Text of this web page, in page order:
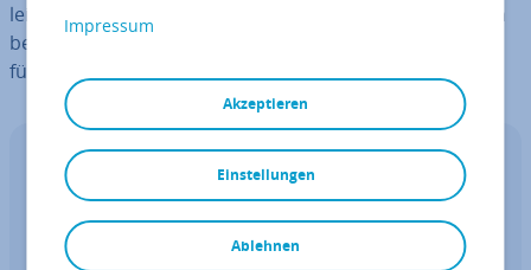
leichter zu handhaben sind und darüber hinaus einfach
besser aussehen. Wir zeigen Ihnen die besten Anbieter
für Kurz-URLs.
Domain kaufen
Re­gis­trie­ren Sie Ihre perfekte
Domain
Impressum
Akzeptieren
Ablehnen
Einstellungen